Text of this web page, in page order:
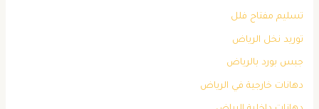
تسليم مفتاح فلل
توريد نخل الرياض
جبس بورد بالرياض
دهانات خارجية في الرياض